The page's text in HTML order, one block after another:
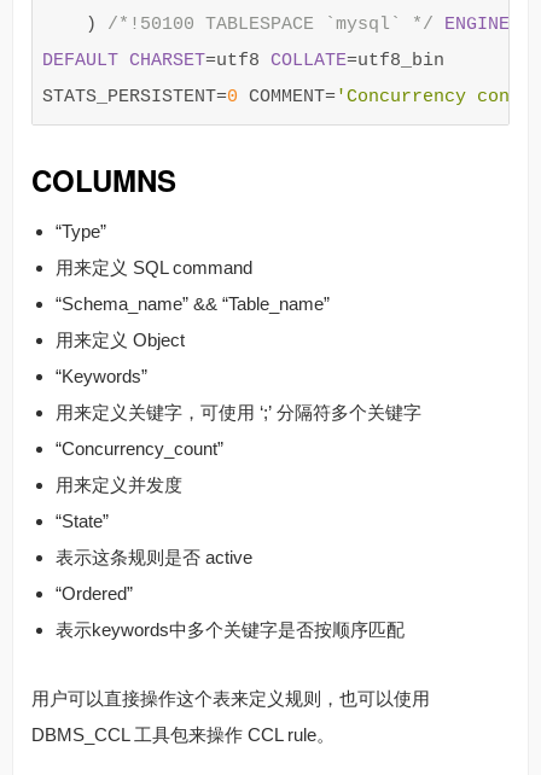
)
/*!50100 TABLESPACE `mysql` */ ENGINE
DEFAULT CHARSET=utf8 COLLATE=utf8_bin
STATS_PERSISTENT=0 COMMENT='Concurrency
COLUMNS
“Type”
用来定义 SQL command
“Schema_name” && “Table_name”
用来定义 Object
“Keywords”
用来定义关键字，可使用 ‘;’ 分隔符多个关键字
“Concurrency_count”
用来定义并发度
“State”
表示这条规则是否 active
“Ordered”
表示keywords中多个关键字是否按顺序匹配
用户可以直接操作这个表来定义规则，也可以使用
DBMS_CCL 工具包来操作 CCL rule。